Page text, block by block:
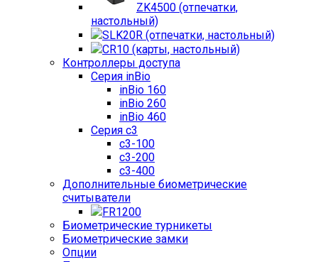
ZK4500 (отпечатки,
настольный)
SLK20R (отпечатки, настольный)
CR10 (карты, настольный)
Контроллеры доступа
Серия inBio
inBio 160
inBio 260
inBio 460
Серия c3
c3-100
c3-200
c3-400
Дополнительные биометрические
считыватели
FR1200
Биометрические турникеты
Биометрические замки
Опции